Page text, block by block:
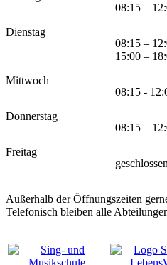
08:15 –
Dienstag
08:15 –
15:00 –
Mittwoch
08:15 -
Donnerstag
08:15 –
Freitag
geschlossen
Außerhalb der Öffnungszeiten
Telefonisch bleiben alle